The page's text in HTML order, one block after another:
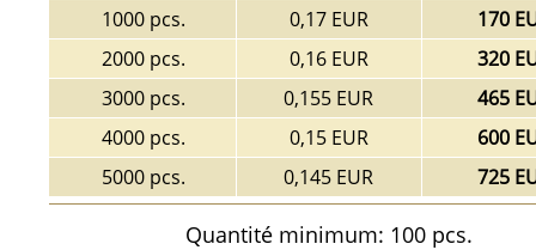
1000 pcs.
0,17 EUR
170
2000 pcs.
0,16 EUR
320
3000 pcs.
0,155 EUR
465
4000 pcs.
0,15 EUR
600
5000 pcs.
0,145 EUR 725
Quantité minimum: 100 pcs.